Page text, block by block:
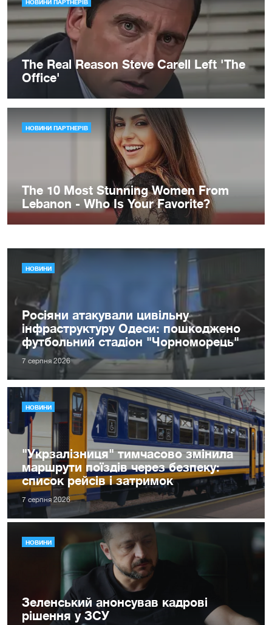
НОВИНИ
Росіяни атакували цивільну
інфраструктуру Одеси: пошкоджено
футбольний стадіон "Чорноморець"
7 серпня 2026
НОВИНИ
"Укрзалізниця" тимчасово змінила
маршрути поїздів через безпеку:
список рейсів і затримок
7 серпня 2026
НОВИНИ
Зеленський анонсував кадрові
рішення у ЗСУ